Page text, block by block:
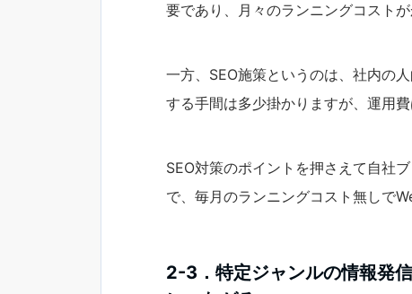
要であり、月々のランニングコストが
一方、SEO施策というのは、社内の
する手間は多少掛かりますが、運用
SEO対策のポイントを押さえて自社
で、毎月のランニングコスト無しで
2-3．特定ジャンルの情報発